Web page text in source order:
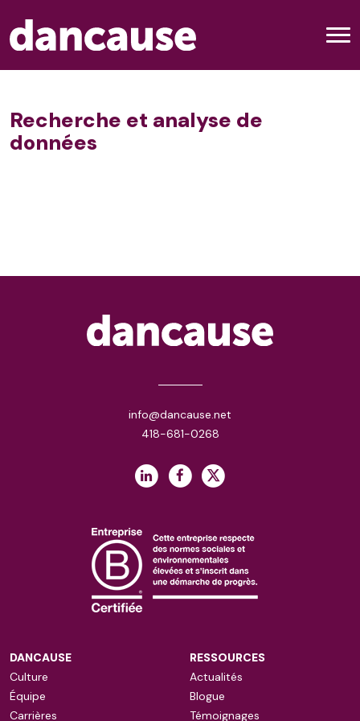
Recherche et analyse de
données
info@dancause.net
418-681-0268
DANCAUSE
Culture
Équipe
Carrières
RESSOURCES
Actualités
Blogue
Témoignages